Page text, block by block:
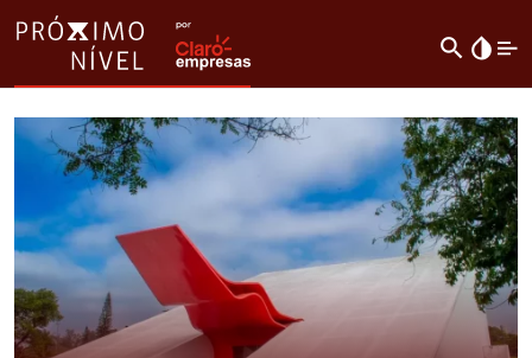
search invert_colors